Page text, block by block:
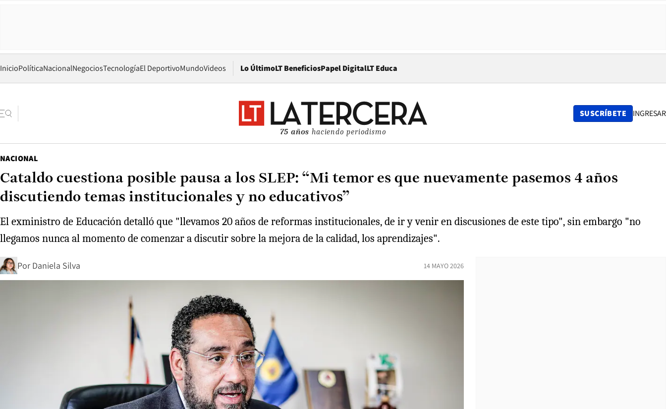
InicioPolíticaNacionalNegociosTecnologíaEl DeportivoMundoVideos Lo ÚltimoLT BeneficiosPapel DigitalOpens in new window
LT Educa
75 años haciendo periodismo
SUSCRÍBETE INGRESAR
NACIONAL
Cataldo cuestiona posible pausa a los SLEP: “Mi temor es que nuevamente pasemos 4 años
discutiendo temas institucionales y no educativos”
El exministro de Educación detalló que "llevamos 20 años de reformas institucionales, de ir y venir en discusiones de este tipo", sin embargo "no
llegamos nunca al momento de comenzar a discutir sobre la mejora de la calidad, los aprendizajes".
Por Daniela Silva 14 MAYO 2026